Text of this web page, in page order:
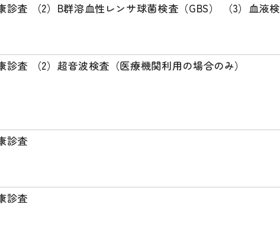
診査 （2）B群溶血性レンサ球菌検査（GBS） （3）血液検
診査 （2）超音波検査（医療機関利用の場合のみ）
診査
診査